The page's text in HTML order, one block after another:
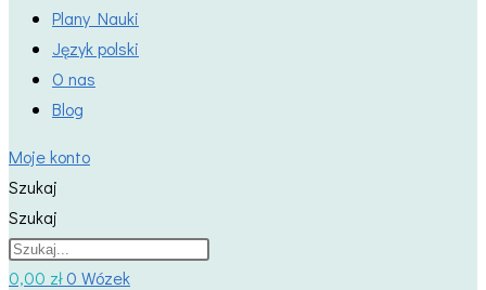
Plany Nauki
Język polski
O nas
Blog
Moje konto
Szukaj
Szukaj
0,00 zł 0 Wózek